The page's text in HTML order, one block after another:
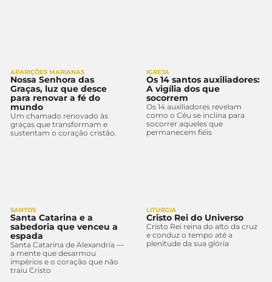
APARIÇÕES MARIANAS
Nossa Senhora das
Graças, luz que desce
para renovar a fé do
mundo
Um chamado renovado às
graças que transformam e
sustentam o coração cristão.
IGREJA
Os 14 santos auxiliadores:
A vigília dos que
socorrem
Os 14 auxiliadores revelam
como o Céu se inclina para
socorrer aqueles que
permanecem fiéis
SANTOS
Santa Catarina e a
sabedoria que venceu a
espada
Santa Catarina de Alexandria —
a mente que desarmou
impérios e o coração que não
traiu Cristo
LITURGIA
Cristo Rei do Universo
Cristo Rei reina do alto da cruz
e conduz o tempo até a
plenitude da sua glória